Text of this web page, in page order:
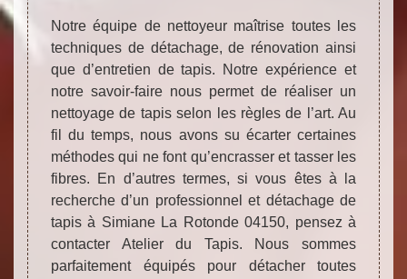
Notre équipe de nettoyeur maîtrise toutes les
techniques de détachage, de rénovation ainsi
que d’entretien de tapis. Notre expérience et
notre savoir-faire nous permet de réaliser un
nettoyage de tapis selon les règles de l’art. Au
fil du temps, nous avons su écarter certaines
méthodes qui ne font qu’encrasser et tasser les
fibres. En d’autres termes, si vous êtes à la
recherche d’un professionnel et détachage de
tapis à Simiane La Rotonde 04150, pensez à
contacter Atelier du Tapis. Nous sommes
parfaitement équipés pour détacher toutes